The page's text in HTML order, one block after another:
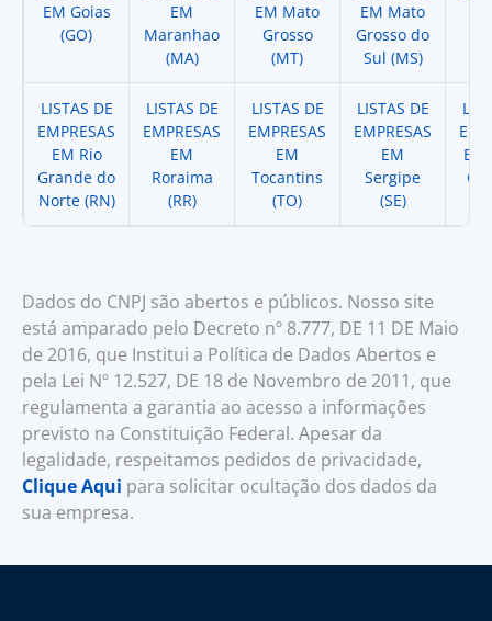
EM Goias
(GO)
EM
Maranhao
(MA)
EM Mato
Grosso
(MT)
EM Mato
Grosso do
Sul (MS)
LISTAS DE
EMPRESAS
EM Rio
Grande do
Norte (RN)
LISTAS DE
EMPRESAS
EM
Roraima
(RR)
LISTAS DE
EMPRESAS
EM
Tocantins
(TO)
LISTAS DE
EMPRESAS
EM
Sergipe
(SE)
EM
Dados do CNPJ são abertos e públicos. Nosso site
está amparado pelo Decreto nº 8.777, DE 11 DE Maio
de 2016, que Institui a Política de Dados Abertos e
pela Lei Nº 12.527, DE 18 de Novembro de 2011, que
regulamenta a garantia ao acesso a informações
previsto na Constituição Federal. Apesar da
legalidade, respeitamos pedidos de privacidade,
Clique Aqui para solicitar ocultação dos dados da
sua empresa.